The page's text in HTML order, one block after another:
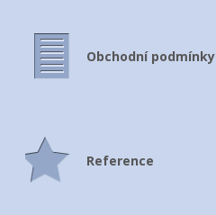
Obchodní podmínky
Reference